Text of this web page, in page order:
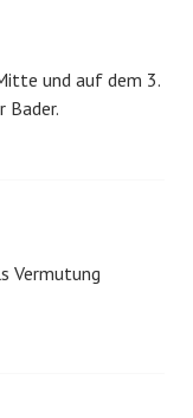
und auf dem 3.
Bader.
Vermutung